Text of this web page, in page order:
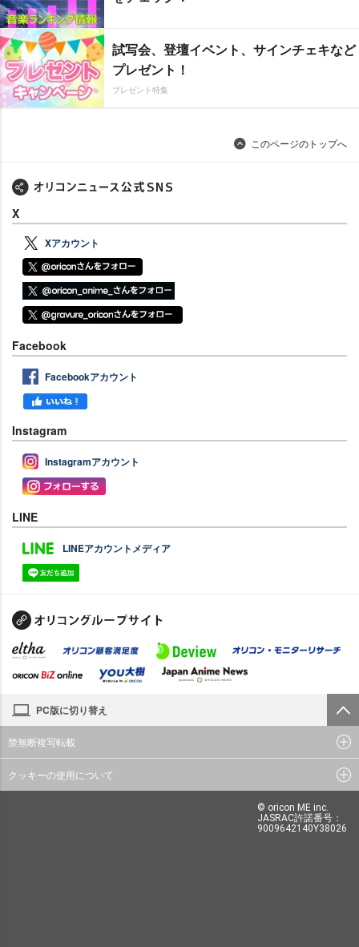
試写会、登壇イベント、サインチェキなど
プレゼント！
プレゼント特集
このページのトップへ
X
Xアカウント
Facebook
Facebookアカウント
Instagram
Instagramアカウント
LINE
LINEアカウントメディア
PC版に切り替え
禁無断複写転載
クッキーの使用について
© oricon ME inc.
JASRAC許諾番号：
9009642140Y38026